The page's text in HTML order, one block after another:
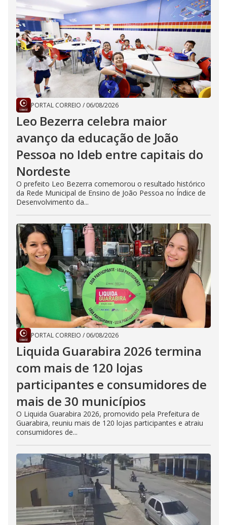
PORTAL CORREIO / 06/08/2026
Leo Bezerra celebra maior
avanço da educação de João
Pessoa no Ideb entre capitais do
Nordeste
O prefeito Leo Bezerra comemorou o resultado histórico
da Rede Municipal de Ensino de João Pessoa no Índice de
Desenvolvimento da...
PORTAL CORREIO / 06/08/2026
Liquida Guarabira 2026 termina
com mais de 120 lojas
participantes e consumidores de
mais de 30 municípios
O Liquida Guarabira 2026, promovido pela Prefeitura de
Guarabira, reuniu mais de 120 lojas participantes e atraiu
consumidores de...